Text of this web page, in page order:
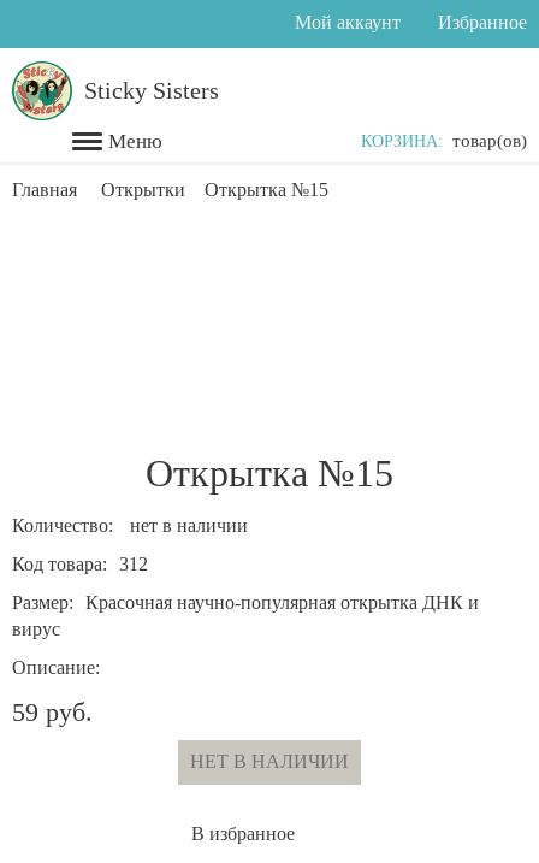
Мой аккаунт Избранное
Sticky Sisters
КОРЗИНА: товар(ов)
Главная Открытки Открытка №15
Открытка №15
Количество:
нет в наличии
Код товара:
312
Размер:
Красочная научно-популярная открытка ДНК и
вирус
Описание:
59 руб.
НЕТ В НАЛИЧИИ
В избранное
Главная
Каталог